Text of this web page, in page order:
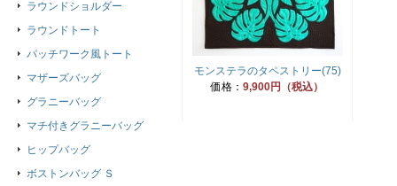
モンステラのタペストリー(75)
価格： 9,900円（税込）
ラウンドショルダー
ラウンドトート
パッチワーク風トート
マザーズバッグ
グラニーバッグ
マチ付きグラニーバッグ
ヒップバッグ
ボストンバッグ Ｓ